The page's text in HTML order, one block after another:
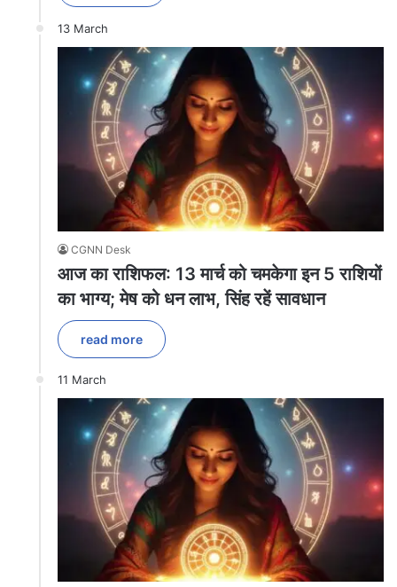
13 March
CGNN Desk
आज का राशिफल: 13 मार्च को चमकेगा इन 5 राशियों
का भाग्य; मेष को धन लाभ, सिंह रहें सावधान
read more
11 March